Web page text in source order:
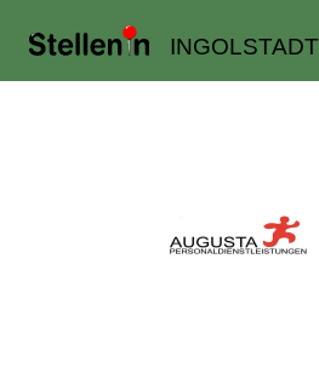
INGOLSTADT